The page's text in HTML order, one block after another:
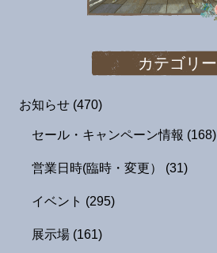
カテゴリー
お知らせ (470)
セール・キャンペーン情報 (168)
営業日時(臨時・変更） (31)
イベント (295)
展示場 (161)